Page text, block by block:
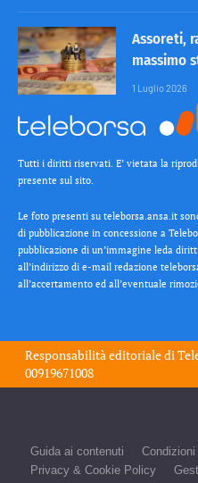
Assoreti,
massimo
1 Luglio 2026
Tutti i diritti riservati. E’ vietata la
presente sul sito.
Le foto presenti su teleborsa.ansa.it
di pubblicazione in concessione a
pubblicazione di un’immagine leda
all’indirizzo di e-mail redazione
all’accertamento ed all’eventuale
Responsabilità editoriale di
00919671008
Guida ai contenuti
Privacy & Cookie Policy